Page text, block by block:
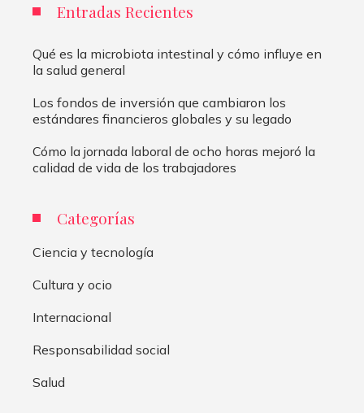
Entradas Recientes
Qué es la microbiota intestinal y cómo influye en
la salud general
Los fondos de inversión que cambiaron los
estándares financieros globales y su legado
Cómo la jornada laboral de ocho horas mejoró la
calidad de vida de los trabajadores
Categorías
Ciencia y tecnología
Cultura y ocio
Internacional
Responsabilidad social
Salud